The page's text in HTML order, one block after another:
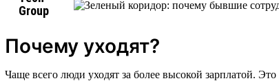
Почему уходят?
Чаще всего люди уходят за более высокой зарплатой.